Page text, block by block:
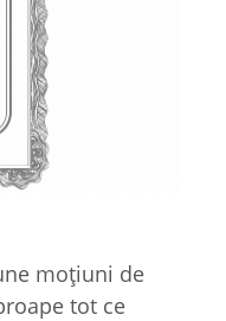
moţiuni de
tot ce